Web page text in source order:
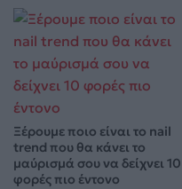
Ξέρουμε ποιο είναι το nail
trend που θα κάνει το
μαύρισμά σου να δείχνει 10
φορές πιο έντονο